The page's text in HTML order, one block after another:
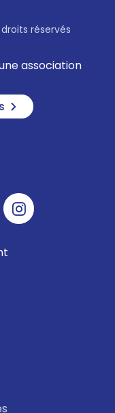
réservés
association